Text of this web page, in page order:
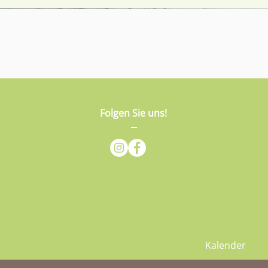
Kalender
Folgen Sie uns!